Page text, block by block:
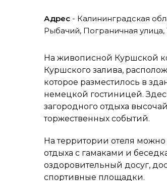
Адрес - Калининградская
Рыбачий, Пограничная улица,
На живописной Куршской
Куршского залива,
которое разместилось в
немецкой гостиницей.
загородного отдыха
торжественных событий.
На территории отеля
отдыха с гамаками и
оздоровительный досуг,
спортивные площадки.